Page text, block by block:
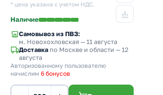
* цена указана с учетом НДС.
Наличие
Самовывоз из ПВЗ:
м. Новохохловская — 11 августа
Доставка по Москве и области — 12
августа
Авторизованному пользователю
начислим 6 бонусов